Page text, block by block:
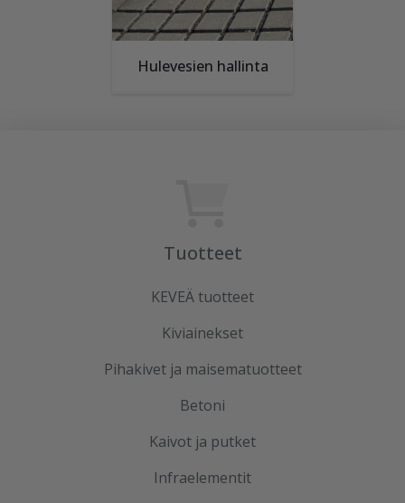
Hulevesien hallinta
Tuotteet
KEVEÄ tuotteet
Kiviainekset
Pihakivet ja maisematuotteet
Betoni
Kaivot ja putket
Infraelementit